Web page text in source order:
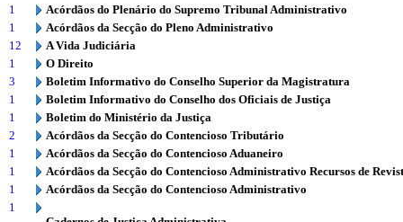
1
Acórdãos do Plenário do Supremo Tribunal Administrativo
1
Acórdãos da Secção do Pleno Administrativo
12
A Vida Judiciária
1
O Direito
3
Boletim Informativo do Conselho Superior da Magistratura
1
Boletim Informativo do Conselho dos Oficiais de Justiça
1
Boletim do Ministério da Justiça
2
Acórdãos da Secção do Contencioso Tributário
1
Acórdãos da Secção do Contencioso Aduaneiro
1
Acórdãos da Secção do Contencioso Administrativo Recursos de
1
Acórdãos da Secção do Contencioso Administrativo
1